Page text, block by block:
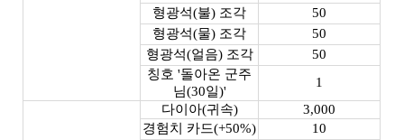
형광석(불) 조각
50
형광석(물) 조각
50
형광석(얼음)조각
50
칭호 '돌아온 군주
님(30일)'
1
다이아(귀속)
3,000
경험치 카드(+50%)
10